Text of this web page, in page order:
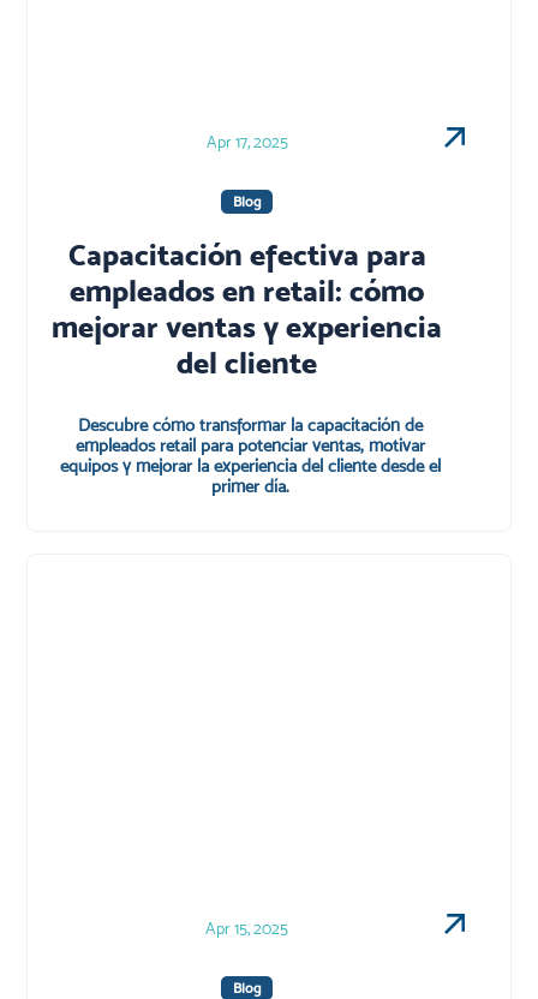
Apr 17, 2025
Blog
Capacitación efectiva para
empleados en retail: cómo
mejorar ventas y experiencia
del cliente
Descubre cómo transformar la capacitación de
empleados retail para potenciar ventas, motivar
equipos y mejorar la experiencia del cliente desde el
primer día.
Apr 15, 2025
Blog